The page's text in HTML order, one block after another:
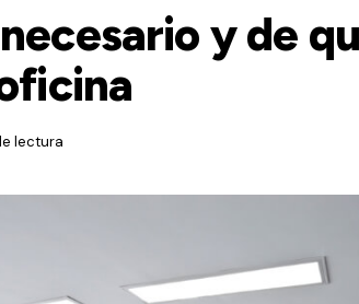
y de
lectura